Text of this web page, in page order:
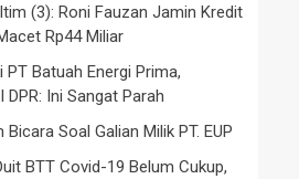
(3): Roni Fauzan Jamin Kredit
Rp44 Miliar
Batuah Energi Prima,
Ini Sangat Parah
Soal Galian Milik PT. EUP
BTT Covid-19 Belum Cukup,